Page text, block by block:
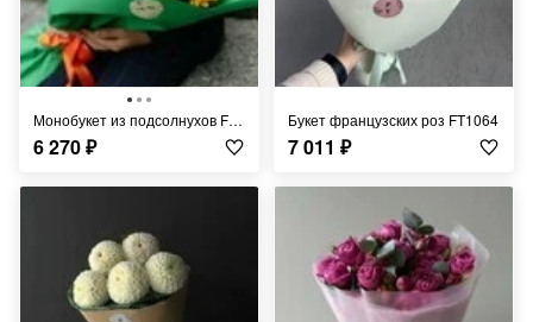
Монобукет из подсолнухов FT363
6 270₽
Букет французских роз FT1064
7 011 ₽